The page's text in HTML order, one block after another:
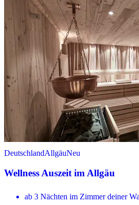
DeutschlandAllgäuNeu
Wellness Auszeit im Allgäu
ab 3 Nächten im Zimmer deiner